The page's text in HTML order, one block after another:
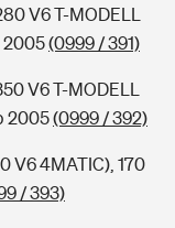
V6 T-MODELL
2005(0999 / 391)
V6 T-MODELL
2005(0999 / 392)
V6 4MATIC), 170
/ 393)